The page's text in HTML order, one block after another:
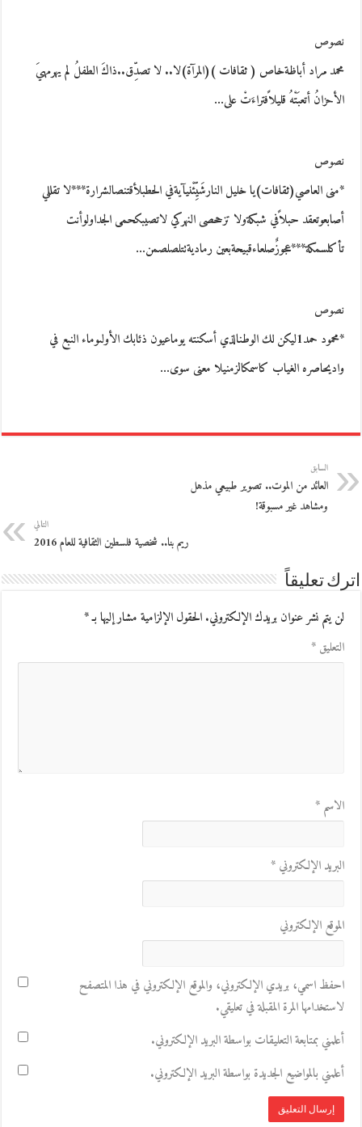
نصوص
محمد مراد أباظةخاص ( ثقافات )(المرآة)لا.. لا تصدِّق..ذاكَ الطفلُ لم يهرمهيَ
الأحزانُ أتعبَتْهُ قليلاًفتراءَتْ على…
نصوص
*منى العاصي(ثقافات)يا خليل النارشَيِّئْنيآيةفي الحطبلأقتنصالشرارة***لا تقللي
أصابعوتعقد حبلاًفي شبكةولا تزححصى النهركي لاتصيبكحمى الجداولوأنت
تأكلسمكة***عجوزٌصلعاءقبيحةبعين رماديةتتلصلصمن…
نصوص
*محمود حمد1ليكن لك الوطنالذي أسكنته يوماعيون ذئابك الأولىوماء النبع في
واديحاصره الغياب كاسمكالزمنيلا معنى سوى…
السابق
العائد من الموت.. تصوير طبيعي مذهل
ومشاهد غير مسبوقة!
التالي
ريم بنا.. شخصية فلسطين الثقافية للعام 2016
اترك تعليقاً
لن يتم نشر عنوان بريدك الإلكتروني.الحقول الإلزامية مشار إليها بـ*
التعليق*
الاسم*
البريد الإلكتروني*
الموقع الإلكتروني
احفظ اسمي، بريدي الإلكتروني، والموقع الإلكتروني في هذا المتصفح
لاستخدامها المرة المقبلة في تعليقي.
أعلمني بمتابعة التعليقات بواسطة البريد الإلكتروني.
أعلمني بالمواضيع الجديدة بواسطة البريد الإلكتروني.